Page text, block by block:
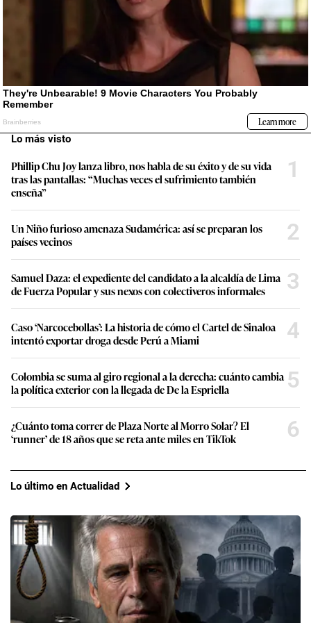
Lo más visto
Phillip Chu Joy lanza libro, nos habla de su éxito y de su vida
tras las pantallas: “Muchas veces el sufrimiento también
enseña”
1
Un Niño furioso amenaza Sudamérica: así se preparan los
países vecinos
2
Samuel Daza: el expediente del candidato a la alcaldía de Lima
de Fuerza Popular y sus nexos con colectiveros informales
3
Caso ‘Narcocebollas’: La historia de cómo el Cartel de Sinaloa
intentó exportar droga desde Perú a Miami
4
Colombia se suma al giro regional a la derecha: cuánto cambia
la política exterior con la llegada de De la Espriella
5
¿Cuánto toma correr de Plaza Norte al Morro Solar? El
‘runner’ de 18 años que se reta ante miles en TikTok
6
Lo último en Actualidad